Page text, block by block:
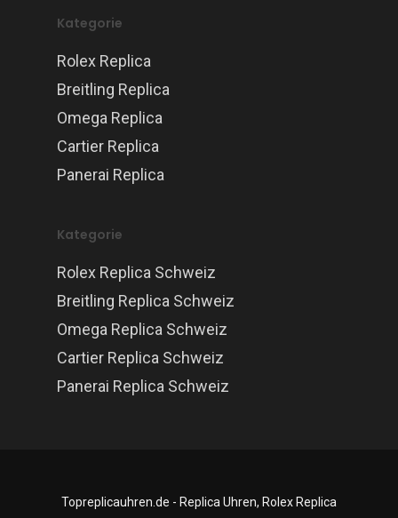
Kategorie
Rolex Replica
Breitling Replica
Omega Replica
Cartier Replica
Panerai Replica
Kategorie
Rolex Replica Schweiz
Breitling Replica Schweiz
Omega Replica Schweiz
Cartier Replica Schweiz
Panerai Replica Schweiz
Topreplicauhren.de - Replica Uhren, Rolex Replica